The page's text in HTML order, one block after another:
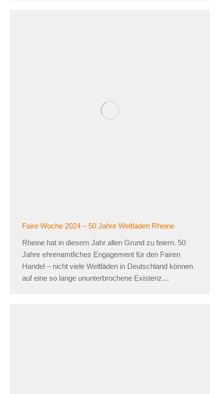
Faire Woche 2024 – 50 Jahre Weltladen Rheine
Rheine hat in diesem Jahr allen Grund zu feiern. 50
Jahre ehrenamtliches Engagement für den Fairen
Handel – nicht viele Weltläden in Deutschland können
auf eine so lange ununterbrochene Existenz…